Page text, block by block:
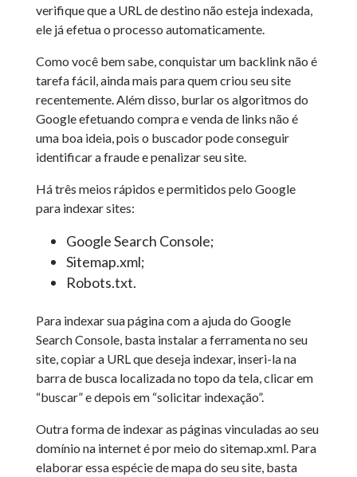
verifique que a URL de destino não esteja indexada,
ele já efetua o processo automaticamente.
Como você bem sabe, conquistar um backlink não é
tarefa fácil, ainda mais para quem criou seu site
recentemente. Além disso, burlar os algoritmos do
Google efetuando compra e venda de links não é
uma boa ideia, pois o buscador pode conseguir
identificar a fraude e penalizar seu site.
Há três meios rápidos e permitidos pelo Google
para indexar sites:
Google Search Console;
Sitemap.xml;
Robots.txt.
Para indexar sua página com a ajuda do Google
Search Console, basta instalar a ferramenta no seu
site, copiar a URL que deseja indexar, inseri-la na
barra de busca localizada no topo da tela, clicar em
“buscar” e depois em “solicitar indexação”.
Outra forma de indexar as páginas vinculadas ao seu
domínio na internet é por meio do sitemap.xml. Para
elaborar essa espécie de mapa do seu site, basta